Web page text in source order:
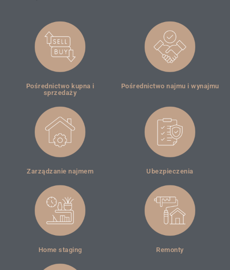
Pośrednictwo kupna i
sprzedaży
Pośrednictwo najmu i wynajmu
Zarządzanie najmem Ubezpieczenia
Home staging Remonty